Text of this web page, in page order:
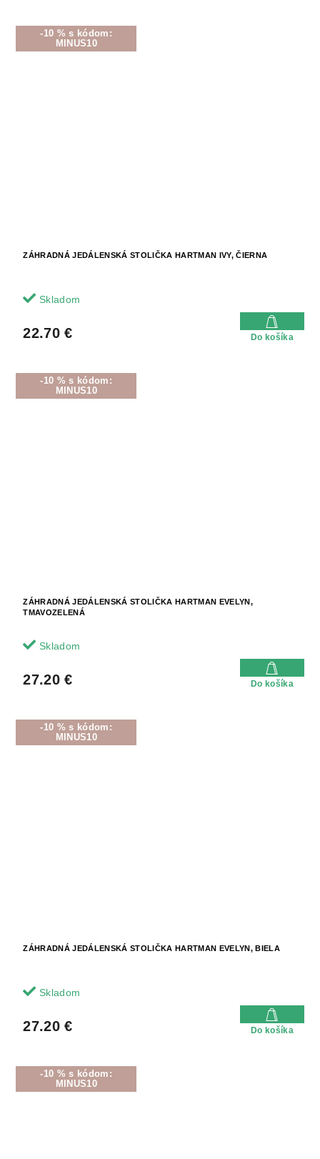
-10 % s kódom:
MINUS10
ZÁHRADNÁ JEDÁLENSKÁ STOLIČKA HARTMAN IVY, ČIERNA
Skladom
22.70 € Do košíka
-10 % s kódom:
MINUS10
ZÁHRADNÁ JEDÁLENSKÁ STOLIČKA HARTMAN EVELYN,
TMAVOZELENÁ
Skladom
27.20 € Do košíka
-10 % s kódom:
MINUS10
ZÁHRADNÁ JEDÁLENSKÁ STOLIČKA HARTMAN EVELYN, BIELA
Skladom
27.20 € Do košíka
-10 % s kódom:
MINUS10